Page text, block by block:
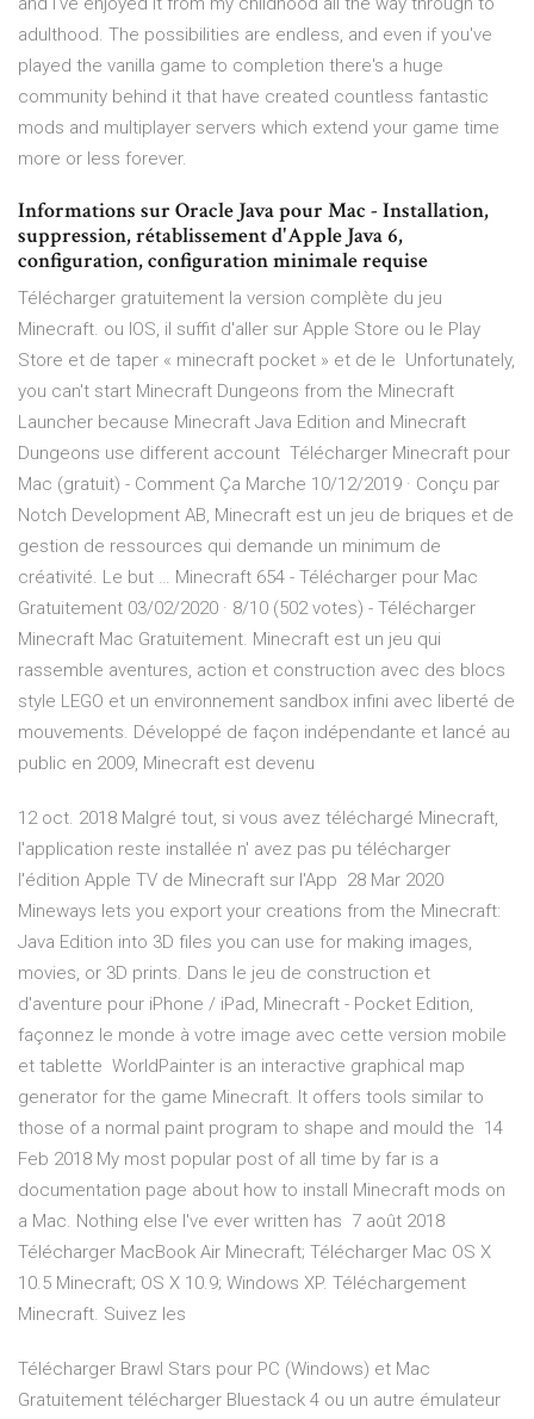
adulthood. The possibilities are endless, and even if you've
played the vanilla game to completion there's a huge
community behind it that have created countless fantastic
mods and multiplayer servers which extend your game time
more or less forever.
Informations sur Oracle Java pour Mac - Installation,
suppression, rétablissement d'Apple Java 6,
configuration, configuration minimale requise
Télécharger gratuitement la version complète du jeu
Minecraft. ou IOS, il suffit d'aller sur Apple Store ou le Play
Store et de taper « minecraft pocket » et de le Unfortunately,
you can't start Minecraft Dungeons from the Minecraft
Launcher because Minecraft Java Edition and Minecraft
Dungeons use different account Télécharger Minecraft pour
Mac (gratuit) - Comment Ça Marche 10/12/2019 · Conçu par
Notch Development AB, Minecraft est un jeu de briques et de
gestion de ressources qui demande un minimum de
créativité. Le but … Minecraft 654 - Télécharger pour Mac
Gratuitement 03/02/2020 · 8/10 (502 votes) - Télécharger
Minecraft Mac Gratuitement. Minecraft est un jeu qui
rassemble aventures, action et construction avec des blocs
style LEGO et un environnement sandbox infini avec liberté de
mouvements. Développé de façon indépendante et lancé au
public en 2009, Minecraft est devenu
12 oct. 2018 Malgré tout, si vous avez téléchargé Minecraft,
l'application reste installée n' avez pas pu télécharger
l'édition Apple TV de Minecraft sur l'App 28 Mar 2020
Mineways lets you export your creations from the Minecraft:
Java Edition into 3D files you can use for making images,
movies, or 3D prints. Dans le jeu de construction et
d'aventure pour iPhone / iPad, Minecraft - Pocket Edition,
façonnez le monde à votre image avec cette version mobile
et tablette WorldPainter is an interactive graphical map
generator for the game Minecraft. It offers tools similar to
those of a normal paint program to shape and mould the 14
Feb 2018 My most popular post of all time by far is a
documentation page about how to install Minecraft mods on
a Mac. Nothing else I've ever written has 7 août 2018
Télécharger MacBook Air Minecraft; Télécharger Mac OS X
10.5 Minecraft; OS X 10.9; Windows XP. Téléchargement
Minecraft. Suivez les
Télécharger Brawl Stars pour PC (Windows) et Mac
Gratuitement télécharger Bluestack 4 ou un autre émulateur